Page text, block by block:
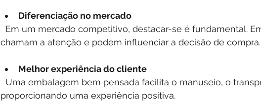
Diferenciação no mercado
chamam a atenção e podem influenciar a decisão de compra.
Melhor experiência do cliente
proporcionando uma experiência positiva.